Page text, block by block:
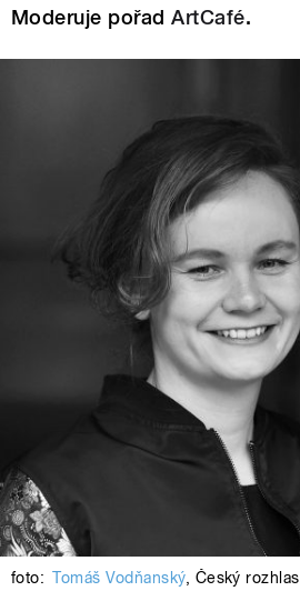
Moderuje pořadArtCafé.
foto: Tomáš Vodňanský, Český rozhlas